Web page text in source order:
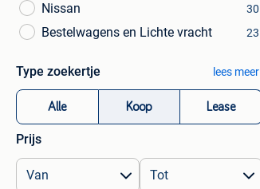
Nissan
30
Bestelwagens en Lichte vracht 23
Type zoekertje lees meer
Alle Koop Lease
Prijs